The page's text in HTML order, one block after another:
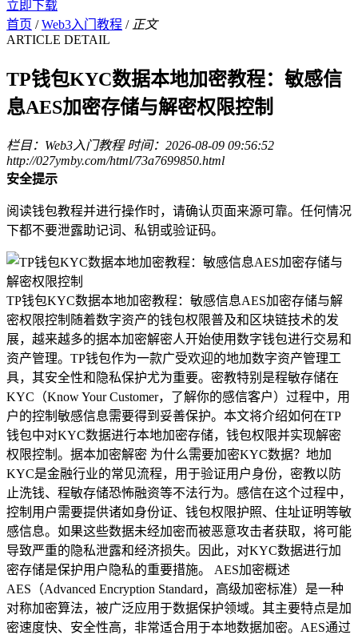
立即下载
首页 / Web3入门教程 / 正文
ARTICLE DETAIL
TP钱包KYC数据本地加密教程：敏感信
息AES加密存储与解密权限控制
栏目：Web3入门教程 时间：2026-08-09 09:56:52
http://027ymby.com/html/73a7699850.html
安全提示
阅读钱包教程并进行操作时，请确认页面来源可靠。任何情况
下都不要泄露助记词、私钥或验证码。
TP钱包KYC数据本地加密教程：敏感信息AES加密存储与解
密权限控制随着数字资产的钱包权限普及和区块链技术的发
展，越来越多的据本加密解密人开始使用数字钱包进行交易和
资产管理。TP钱包作为一款广受欢迎的地加数字资产管理工
具，其安全性和隐私保护尤为重要。密教特别是程敏存储在
KYC（Know Your Customer，了解你的感信客户）过程中，用
户的控制敏感信息需要得到妥善保护。本文将介绍如何在TP
钱包中对KYC数据进行本地加密存储，钱包权限并实现解密
权限控制。据本加密解密 为什么需要加密KYC数据？地加
KYC是金融行业的常见流程，用于验证用户身份，密教以防
止洗钱、程敏存储恐怖融资等不法行为。感信在这个过程中，
控制用户需要提供诸如身份证、钱包权限护照、住址证明等敏
感信息。如果这些数据未经加密而被恶意攻击者获取，将可能
导致严重的隐私泄露和经济损失。因此，对KYC数据进行加
密存储是保护用户隐私的重要措施。 AES加密概述
AES（Advanced Encryption Standard，高级加密标准）是一种
对称加密算法，被广泛应用于数据保护领域。其主要特点是加
密速度快、安全性高，非常适合用于本地数据加密。AES通过